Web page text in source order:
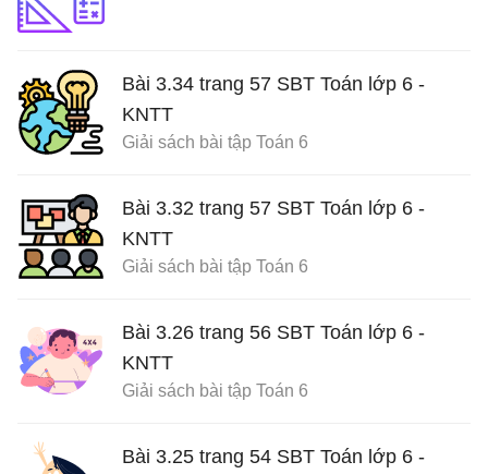
Bài 3.34 trang 57 SBT Toán lớp 6 -
KNTT
Giải sách bài tập Toán 6
Bài 3.32 trang 57 SBT Toán lớp 6 -
KNTT
Giải sách bài tập Toán 6
Bài 3.26 trang 56 SBT Toán lớp 6 -
KNTT
Giải sách bài tập Toán 6
Bài 3.25 trang 54 SBT Toán lớp 6 -